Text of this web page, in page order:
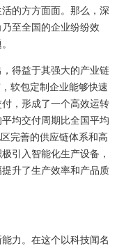
的方方面面。那么，深
至全国的企业纷纷效
得益于其强大的产业链
软包定制企业能够快速
，形成了一个高效运转
均交付周期比全国平均
完善的供应链体系和高
引入智能化生产设备，
升了生产效率和产品质
力。在这个以科技闻名